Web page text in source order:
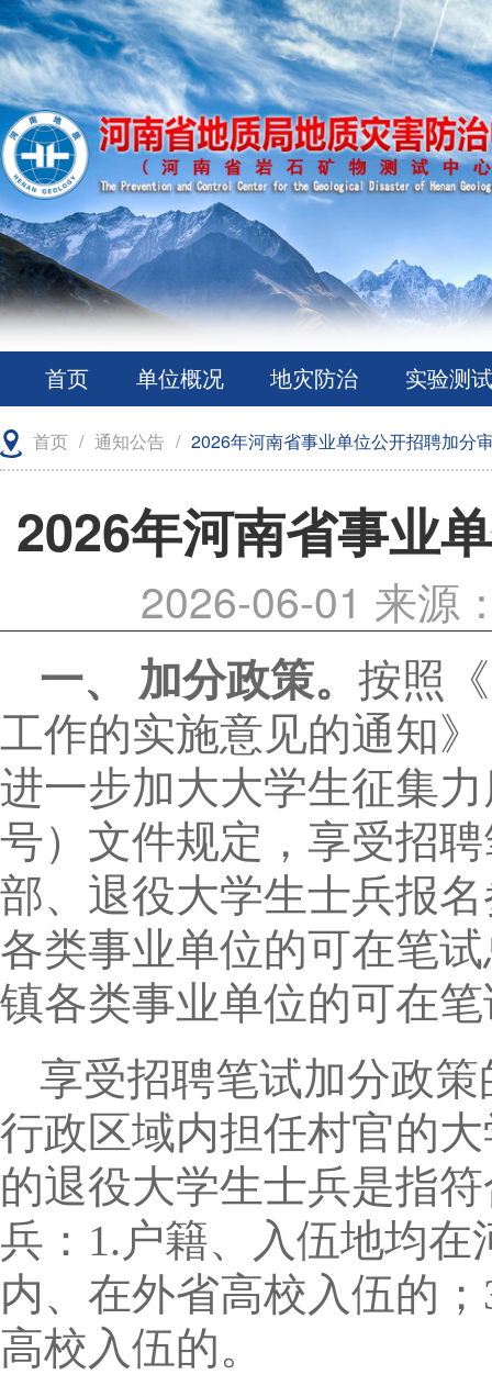
首页 单位概况 地灾防治 实验测试
首页 / 通知公告 / 2026年河南省事业单位公开招聘加分
2026年河南省事业
2026-06-01 来源
一、 加分政策。 按照
工作的实施意见的通知
进一步加大大学生征集
号）文件规定，享受招
部、退役大学生士兵报
各类事业单位的可在笔
镇各类事业单位的可在
享受招聘笔试加分政
行政区域内担任村官的
的退役大学生士兵是指
兵：1.户籍、入伍地均
内、在外省高校入伍的
高校入伍的。